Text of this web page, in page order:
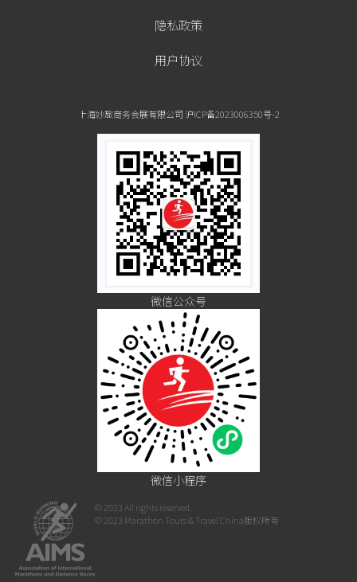
隐私政策
用户协议
上海妙旅商务会展有限公司 沪ICP备2023006350号-2
微信公众号
微信小程序
© 2023 All rights reserved.
© 2023 Marathon Tours & Travel China版权所有